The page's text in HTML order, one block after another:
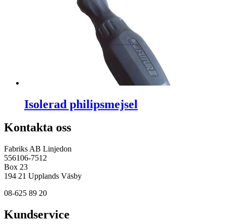
Isolerad philipsmejsel
Kontakta oss
Fabriks AB Linjedon
556106-7512
Box 23
194 21 Upplands Väsby
08-625 89 20
Kundservice